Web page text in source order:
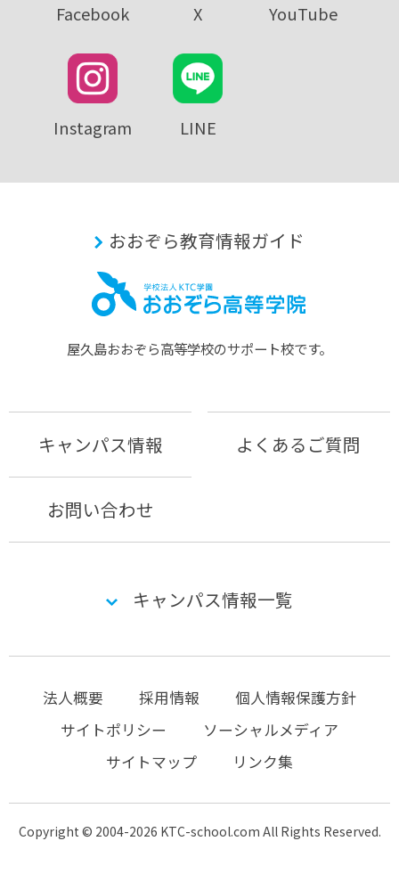
Facebook X YouTube
Instagram LINE
おおぞら教育情報ガイド
屋久島おおぞら⾼等学校のサポート校です。
キャンパス情報 よくあるご質問
お問い合わせ
キャンパス情報一覧
法人概要 採用情報
個人情報保護方針
サイトポリシー
ソーシャルメディア
サイトマップ
リンク集
Copyright © 2004-2026 KTC-school.com All Rights Reserved.